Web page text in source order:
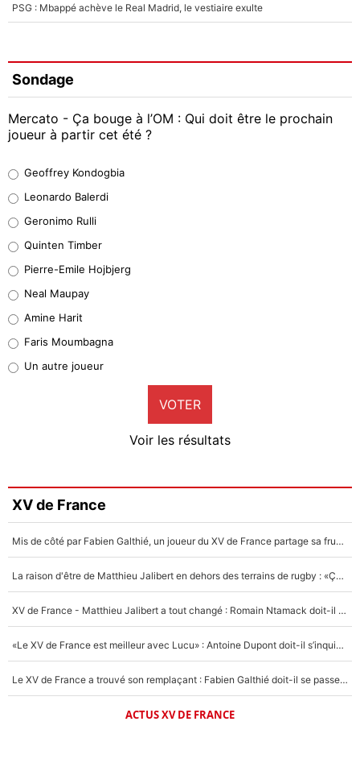
PSG : Mbappé achève le Real Madrid, le vestiaire exulte
Sondage
Mercato - Ça bouge à l’OM : Qui doit être le prochain
joueur à partir cet été ?
38%
32%
5%
1%
9%
Faris Moumbagna
5%
Un autre joueur
5%
Geoffrey Kondogbia
Leonardo Balerdi
Geronimo Rulli
Quinten Timber
Pierre-Emile Hojbjerg
Neal Maupay
Amine Harit
Faris Moumbagna
Un autre joueur
VOTER
Voir les résultats
XV de France
Mis de côté par Fabien Galthié, un joueur du XV de France partage sa frustration : «ils ne me l’ont pas dit tout de suite»
La raison d'être de Matthieu Jalibert en dehors des terrains de rugby : «Ça m'atteint autant que si tu touches à un membre de ma famille»
XV de France - Matthieu Jalibert a tout changé : Romain Ntamack doit-il s’inquiéter pour sa place à un an de la Coupe du monde ?
«Le XV de France est meilleur avec Lucu» : Antoine Dupont doit-il s’inquiéter pour sa place ?
Le XV de France a trouvé son remplaçant : Fabien Galthié doit-il se passer d'Antoine Dupont ?
ACTUS XV DE FRANCE